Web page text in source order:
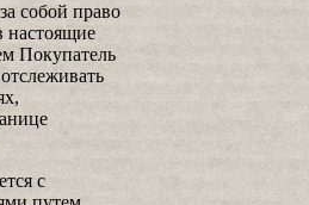
собой право
настоящие
Покупатель
с